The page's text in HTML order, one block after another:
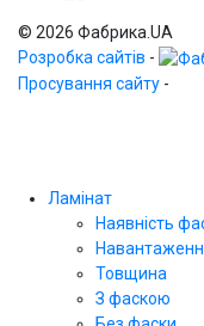
© 2026 Фабрика.UA
Розробка сайтів -
Просування сайту -
Ламінат
Наявність
Товщина
З фаскою